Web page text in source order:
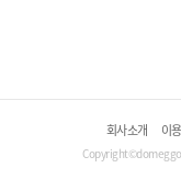
회사소개 이